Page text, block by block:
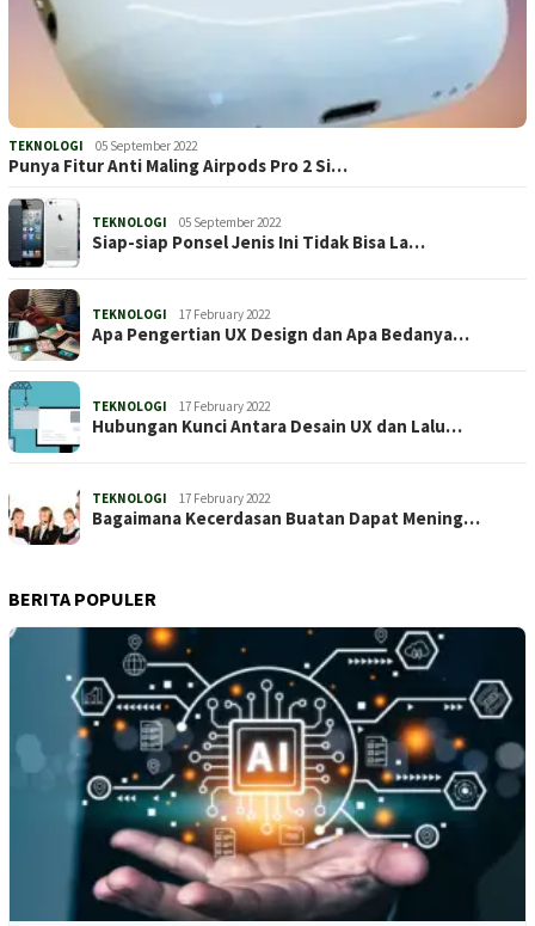
TEKNOLOGI 05 September 2022
Punya Fitur Anti Maling Airpods Pro 2 Si…
TEKNOLOGI 05 September 2022
Siap-siap Ponsel Jenis Ini Tidak Bisa La…
TEKNOLOGI 17 February 2022
Apa Pengertian UX Design dan Apa Bedanya…
TEKNOLOGI 17 February 2022
Hubungan Kunci Antara Desain UX dan Lalu…
TEKNOLOGI 17 February 2022
Bagaimana Kecerdasan Buatan Dapat Mening…
BERITA POPULER